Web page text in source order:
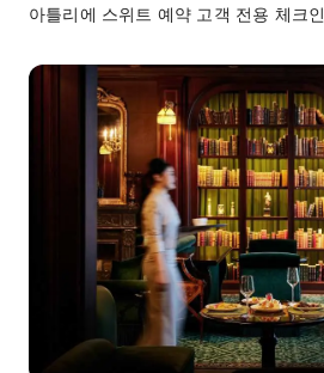
아틀리에 스위트 예약 고객 전용 체크인